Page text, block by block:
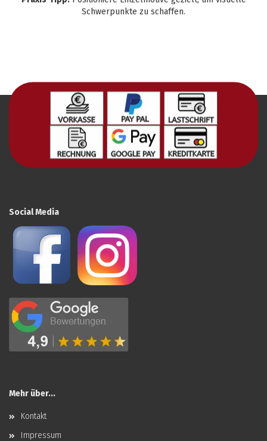
Schwerpunkte zu schaffen.
Social Media
Mehr über...
Kontakt
Impressum